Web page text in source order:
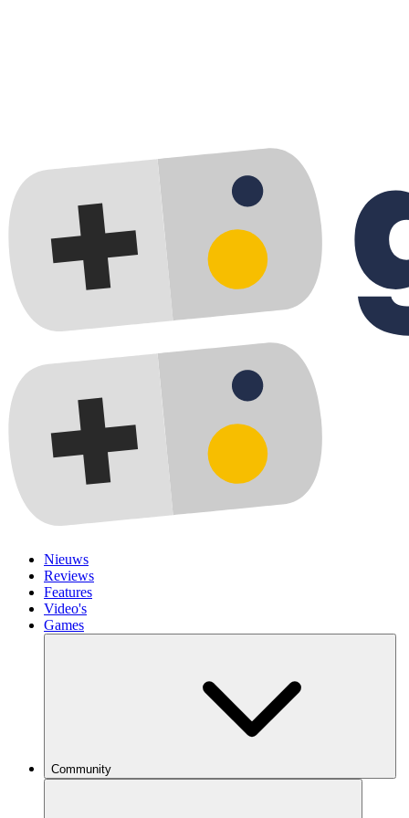
Nieuws
Reviews
Features
Video's
Games
Community